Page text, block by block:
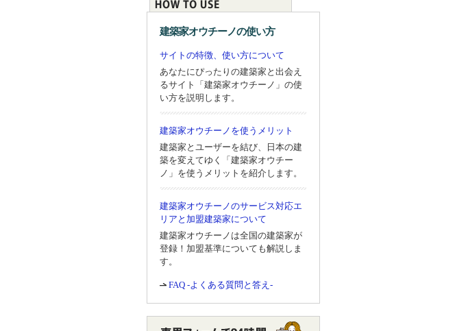
建築家オウチーノの使い方
サイトの特徴、使い方について
あなたにぴったりの建築家と出会え
るサイト「建築家オウチーノ」の使
い方を説明します。
建築家オウチーノを使うメリット
建築家とユーザーを結び、日本の建
築を変えてゆく「建築家オウチー
ノ」を使うメリットを紹介します。
建築家オウチーノのサービス対応エ
リアと加盟建築家について
建築家オウチーノは全国の建築家が
登録！加盟基準についても解説しま
す。
FAQ -よくある質問と答え-